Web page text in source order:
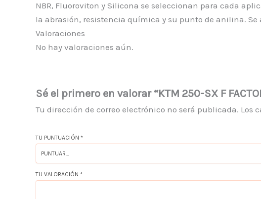
NBR, Fluoroviton y Silicona se seleccionan para cada
la abrasión, resistencia química y su punto de anilina.
Valoraciones
No hay valoraciones aún.
Sé el primero en valorar “KTM 250-SX F
Tu dirección de correo electrónico no será publicada. Los
TU PUNTUACIÓN *
TU VALORACIÓN *